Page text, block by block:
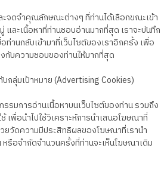
ะจดจำคุณลักษณะต่างๆ ที่ท่านได้เลือกขณะเข้า
และเนื้อหาที่ท่านชอบอ่านมากที่สุด เราจะบันทึก
ท่านกลับเข้ามาที่เว็บไซต์ของเราอีกครั้ง เพื่อ
กับความชอบของท่านให้มากที่สุด
กลุ่มเป้าหมาย (Advertising Cookies)
รมการอ่านเนื้อหาบนเว็บไซต์ของท่าน รวมถึง
พื่อนำไปใช้วิเคราะห์การนำเสนอโฆษณาที่
ยวัดความมีประสิทธิผลของโฆษณาที่เรานำ
รือจำกัดจำนวนครั้งที่ท่านจะเห็นโฆษณาเดิม